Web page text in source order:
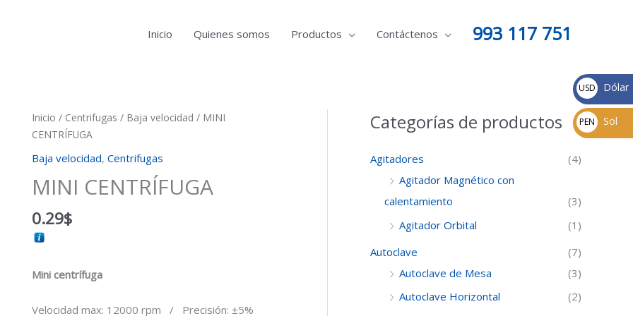
Inicio Quienes somos Productos Contáctenos 993 117 751
Inicio / Centrifugas / Baja velocidad / MINI
CENTRÍFUGA
Baja velocidad, Centrifugas
MINI CENTRÍFUGA
0.29$
Mini centrífuga
Velocidad max: 12000 rpm / Precisión: ±5%
MINI
CENTRÍFUGA
cantidad
Categorías de productos
Agitadores
(4)
Agitador Magnético con
calentamiento
(3)
Agitador Orbital
(1)
Autoclave
(7)
Autoclave de Mesa
(3)
Autoclave Horizontal
(2)
USD Dólar
PEN Sol